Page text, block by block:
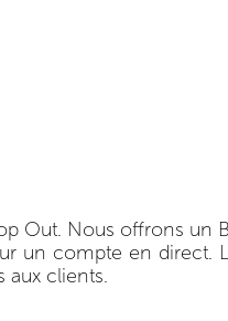
Out. Nous offrons un
un compte en direct.
aux clients.